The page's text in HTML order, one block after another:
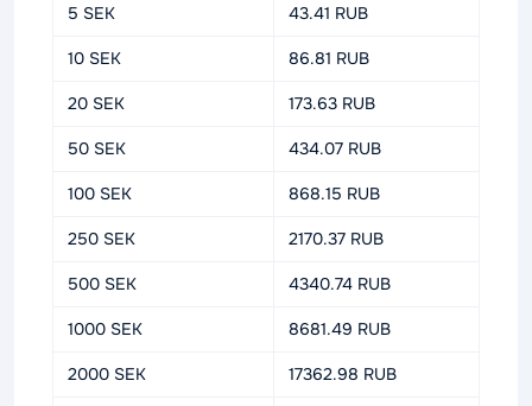
5 SEK 43.41 RUB
10 SEK 86.81 RUB
20 SEK 173.63 RUB
50 SEK 434.07 RUB
100 SEK 868.15 RUB
250 SEK 2170.37 RUB
500 SEK 4340.74 RUB
1000 SEK 8681.49 RUB
2000 SEK 17362.98 RUB